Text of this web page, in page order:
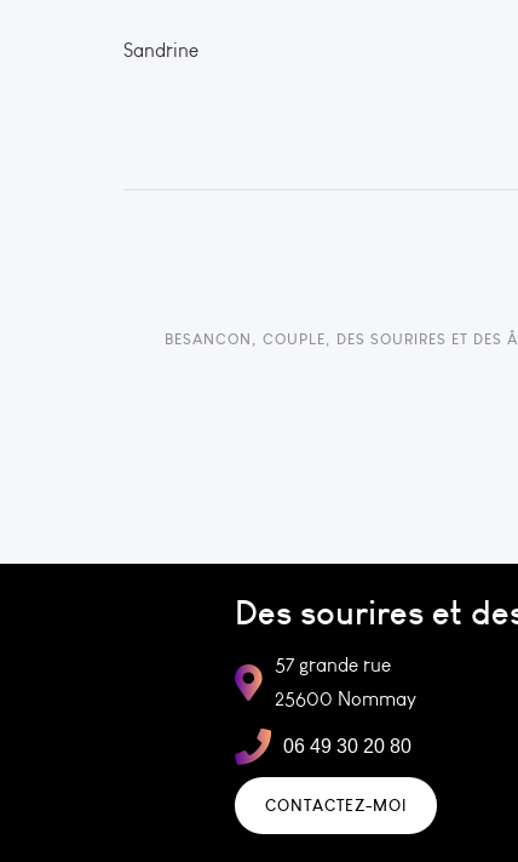
Sandrine
BESANCON , COUPLE, DES SOURIRES ET DES
Des sourires et
57 grande rue
25600 Nommay
06 49 30 20 80
CONTACTEZ-MOI